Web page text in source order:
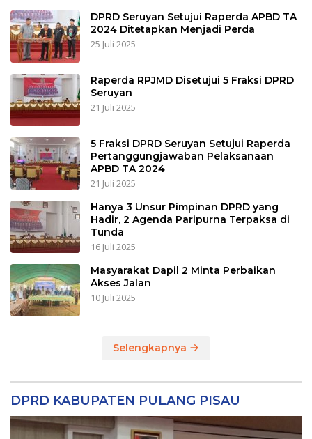
DPRD Seruyan Setujui Raperda APBD TA
2024 Ditetapkan Menjadi Perda
25 Juli 2025
Raperda RPJMD Disetujui 5 Fraksi DPRD
Seruyan
21 Juli 2025
5 Fraksi DPRD Seruyan Setujui Raperda
Pertanggungjawaban Pelaksanaan
APBD TA 2024
21 Juli 2025
Hanya 3 Unsur Pimpinan DPRD yang
Hadir, 2 Agenda Paripurna Terpaksa di
Tunda
16 Juli 2025
Masyarakat Dapil 2 Minta Perbaikan
Akses Jalan
10 Juli 2025
Selengkapnya
DPRD KABUPATEN PULANG PISAU